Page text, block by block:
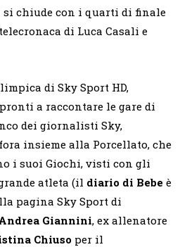
si chiude con i quarti di finale
di Luca Casali e
di Sky Sport HD,
pronti a raccontare le gare di
dei giornalisti Sky,
insieme alla Porcellato, che
i suoi Giochi, visti con gli
atleta (il diario di Bebe è
pagina Sky Sport di
Giannini, ex allenatore
Chiuso per il